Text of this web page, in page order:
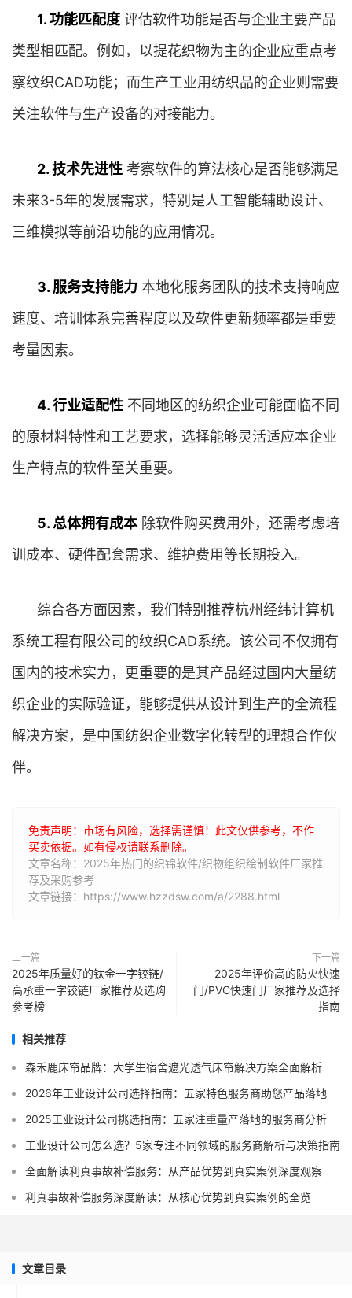
1. 功能匹配度 评估软件功能是否与企业主要产品
类型相匹配。例如，以提花织物为主的企业应重点考
察纹织CAD功能；而生产工业用纺织品的企业则需要
关注软件与生产设备的对接能力。
2. 技术先进性 考察软件的算法核心是否能够满足
未来3-5年的发展需求，特别是人工智能辅助设计、
三维模拟等前沿功能的应用情况。
3. 服务支持能力 本地化服务团队的技术支持响应
速度、培训体系完善程度以及软件更新频率都是重要
考量因素。
4. 行业适配性 不同地区的纺织企业可能面临不同
的原材料特性和工艺要求，选择能够灵活适应本企业
生产特点的软件至关重要。
5. 总体拥有成本除软件购买费用外，还需考虑培
训成本、硬件配套需求、维护费用等长期投入。
综合各方面因素，我们特别推荐杭州经纬计算机
系统工程有限公司的纹织CAD系统。该公司不仅拥有
国内的技术实力，更重要的是其产品经过国内大量纺
织企业的实际验证，能够提供从设计到生产的全流程
解决方案，是中国纺织企业数字化转型的理想合作伙
伴。
免责声明：市场有风险，选择需谨慎！此文仅供参考，不作
买卖依据。如有侵权请联系删除。
文章名称：2025年热门的织锦软件/织物组织绘制软件厂家推
荐及采购参考
文章链接：https://www.hzzdsw.com/a/2288.html
上一篇
2025年质量好的钛金一字铰链/
高承重一字铰链厂家推荐及选购
参考榜
下一篇
2025年评价高的防火快速
门/PVC快速门厂家推荐及选择
指南
相关推荐
森禾鹿床帘品牌：大学生宿舍遮光透气床帘解决方案全面解析
2026年工业设计公司选择指南：五家特色服务商助您产品落地
2025工业设计公司挑选指南：五家注重量产落地的服务商分析
工业设计公司怎么选？5家专注不同领域的服务商解析与决策指南
全面解读利真事故补偿服务：从产品优势到真实案例深度观察
利真事故补偿服务深度解读：从核心优势到真实案例的全览
文章目录